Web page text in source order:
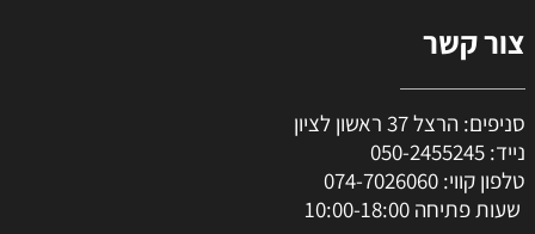
צור קשר
סניפים: הרצל 37 ראשון לציון
נייד: 050-2455245
טלפון קווי: 074-7026060
שעות פתיחה 10:00-18:00